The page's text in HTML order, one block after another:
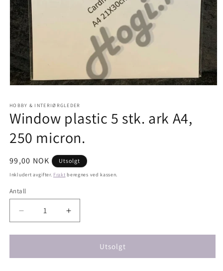
1
modal
HOBBY & INTERIØRGLEDER
Window plastic 5 stk. ark A4,
250 micron.
Vanlig
pris
99,00 NOK Utsolgt
Inkludert avgifter. Frakt beregnes ved kassen.
Antall
Antall
antallet
for
plastic
Øk
antallet
for
plastic
Utsolgt